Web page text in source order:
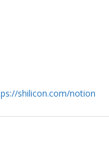
shilicon.com/notion